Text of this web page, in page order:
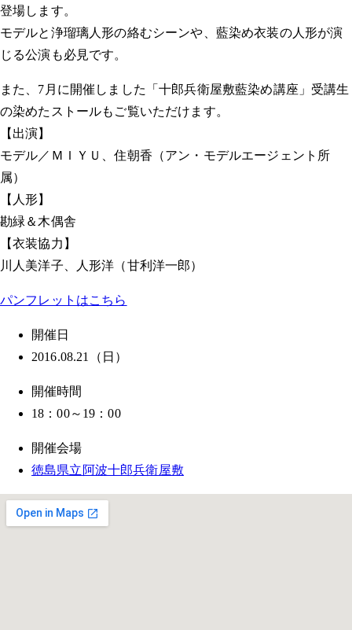
登場します。
モデルと浄瑠璃人形の絡むシーンや、藍染め衣装の人形が演
じる公演も必見です。
また、7月に開催しました「十郎兵衛屋敷藍染め講座」受講生
の染めたストールもご覧いただけます。
【出演】
モデル／ＭＩＹＵ、住朝香（アン・モデルエージェント所
属）
【人形】
勘緑＆木偶舎
【衣装協力】
川人美洋子、人形洋（甘利洋一郎）
パンフレットはこちら
開催日
2016.08.21（日）
開催時間
18：00～19：00
開催会場
徳島県立阿波十郎兵衛屋敷